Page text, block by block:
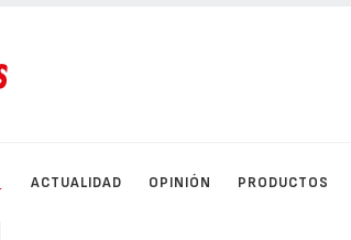
ACTUALIDAD OPINIÓN PRODUCTOS